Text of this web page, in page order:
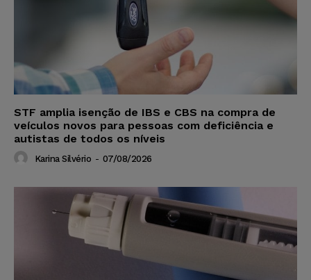
STF amplia isenção de IBS e CBS na compra de
veículos novos para pessoas com deficiência e
autistas de todos os níveis
Karina Silvério - 07/08/2026